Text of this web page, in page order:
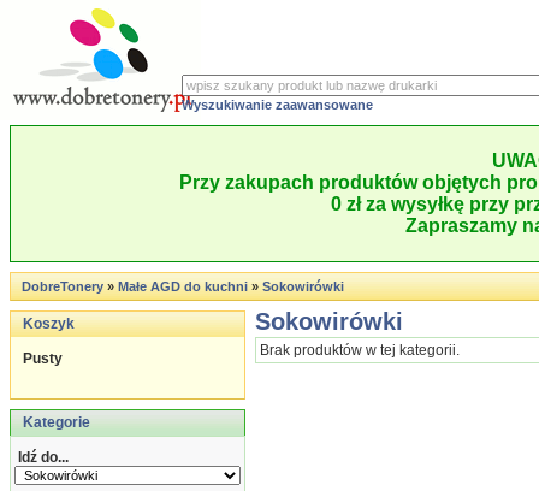
Wyszukiwanie zaawansowane
Przy zakupach produktów objętych
0 zł za wysyłkę przy
Zapraszamy
DobreTonery»Małe AGD do kuchni»Sokowirówki
Koszyk
Pusty
Kategorie
Idź do...
Sokowirówki
Brak produktów w tej kategorii.